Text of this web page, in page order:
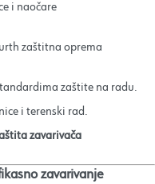
i naočare
zaštitna oprema
zaštite na radu.
i terenski rad.
zavarivača
zavarivanje